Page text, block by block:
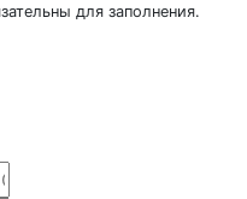
для заполнения.